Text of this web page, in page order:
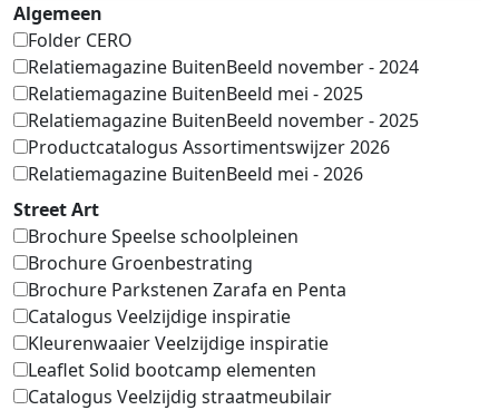
Algemeen
Folder CERO
Relatiemagazine BuitenBeeld november - 2024
Relatiemagazine BuitenBeeld mei - 2025
Relatiemagazine BuitenBeeld november - 2025
Productcatalogus Assortimentswijzer 2026
Relatiemagazine BuitenBeeld mei - 2026
Street Art
Brochure Speelse schoolpleinen
Brochure Groenbestrating
Brochure Parkstenen Zarafa en Penta
Catalogus Veelzijdige inspiratie
Kleurenwaaier Veelzijdige inspiratie
Leaflet Solid bootcamp elementen
Catalogus Veelzijdig straatmeubilair